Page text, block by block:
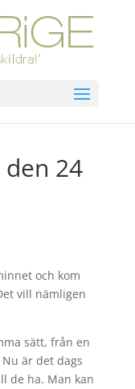
24
och kom
vill nämligen
sätt, från en
är det dags
de ha. Man kan